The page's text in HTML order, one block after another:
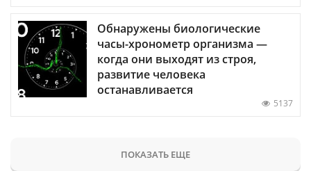
Обнаружены биологические
часы-хронометр организма —
когда они выходят из строя,
развитие человека
останавливается
5137
ПОКАЗАТЬ ЕЩЕ